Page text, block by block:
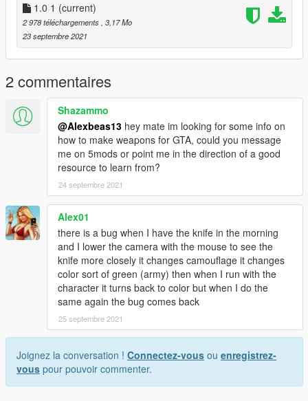
1.0 1 (current)
2 978 téléchargements , 3,17 Mo
23 septembre 2021
2 commentaires
Shazammo
@Alexbeas13 hey mate im looking for some info on
how to make weapons for GTA, could you message
me on 5mods or point me in the direction of a good
resource to learn from?
24 septembre 2021
Alex01
there is a bug when I have the knife in the morning
and I lower the camera with the mouse to see the
knife more closely it changes camouflage it changes
color sort of green (army) then when I run with the
character it turns back to color but when I do the
same again the bug comes back
25 septembre 2021
Joignez la conversation ! Connectez-vous ou enregistrez-
vous pour pouvoir commenter.